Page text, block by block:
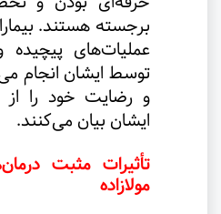
برجسته هستند.
عملیات‌های پیچیده
توسط ایشان انجام
و رضایت خود را از
ایشان بیان می‌کنند.
تأثیرات مثبت
مولازاده